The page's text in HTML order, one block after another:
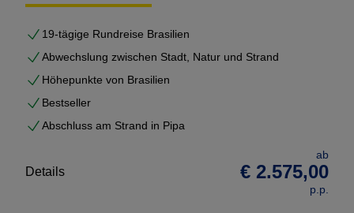
abgestimmt.
Lassen Sie sich hier durch Maßwerk Reisen
inspirieren, die wir bereits für andere Kunden
zusammen gestellt haben.
19-tägige Rundreise Brasilien
Abwechslung zwischen Stadt, Natur und Strand
Höhepunkte von Brasilien
Bestseller
Abschluss am Strand in Pipa
ab
€ 2.575,00
p.p.
Details